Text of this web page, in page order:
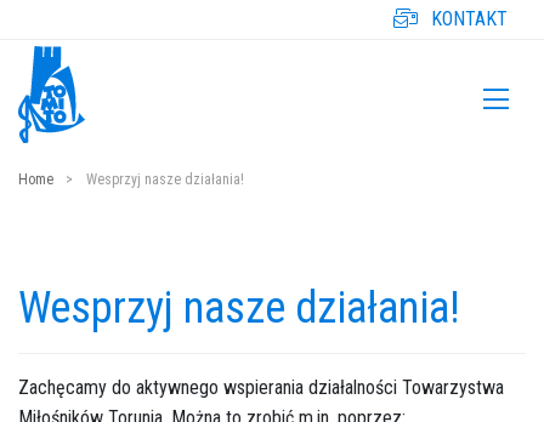
KONTAKT
Home Wesprzyj nasze działania!
Wesprzyj nasze działania!
Zachęcamy do aktywnego wspierania działalności Towarzystwa